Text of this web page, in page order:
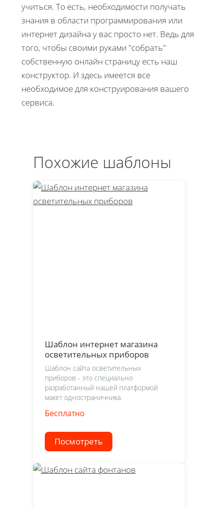
учиться. То есть, необходимости получать
знания в области программирования или
интернет дизайна у вас просто нет. Ведь для
того, чтобы своими руками "собрать"
собственную онлайн страницу есть наш
конструктор. И здесь имеется все
необходимое для конструирования вашего
сервиса.
Похожие шаблоны
Шаблон интернет магазина
осветительных приборов
Шаблон сайта осветительных
приборов - это специально
разработанный нашей платформой
макет одностраничника.
Бесплатно
Посмотреть